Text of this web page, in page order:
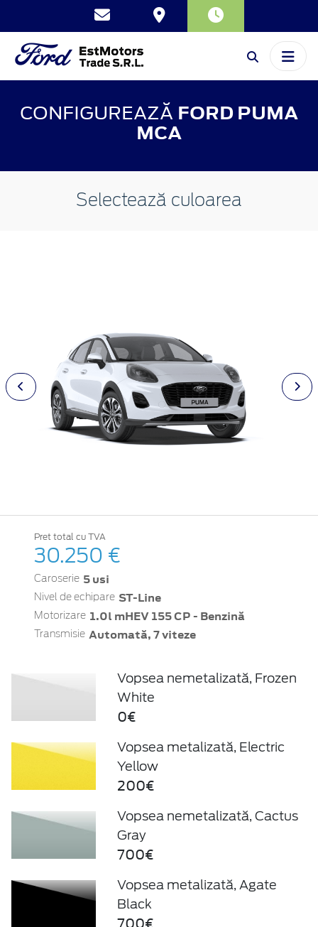
CONFIGUREAZĂ FORD PUMA
MCA
Selectează culoarea
Pret total cu TVA
30.250 €
Caroserie 5 usi
Nivel de echipare ST-Line
Motorizare 1.0l mHEV 155 CP - Benzină
Transmisie Automată, 7 viteze
Vopsea nemetalizată, Frozen
White
0€
Vopsea metalizată, Electric
Yellow
200€
Vopsea nemetalizată, Cactus
Gray
700€
Vopsea metalizată, Agate
Black
700€